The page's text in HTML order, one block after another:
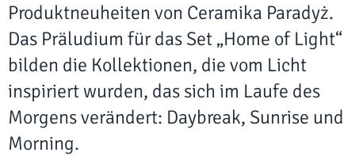
Produktneuheiten von Ceramika Paradyż.
Das Präludium für das Set „Home of Light“
bilden die Kollektionen, die vom Licht
inspiriert wurden, das sich im Laufe des
Morgens verändert: Daybreak, Sunrise und
Morning.